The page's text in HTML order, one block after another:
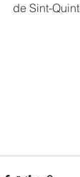
de Sint-